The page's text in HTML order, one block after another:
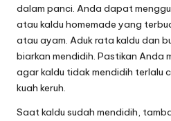
dalam panci. Anda dapat
atau kaldu homemade yang
atau ayam. Aduk rata kaldu dan
biarkan mendidih. Pastikan Anda
agar kaldu tidak mendidih terlalu
kuah keruh.
Saat kaldu sudah mendidih,